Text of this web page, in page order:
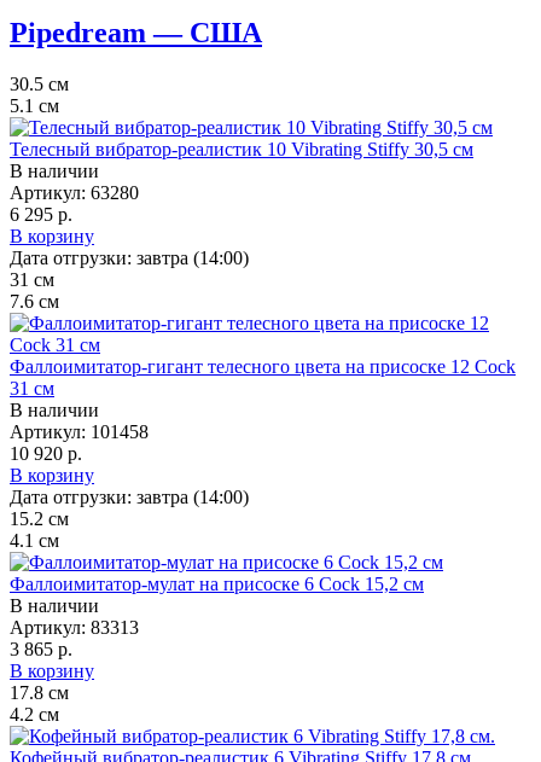
Pipedream — США
30.5 см
5.1 см
Телесный вибратор-реалистик 10 Vibrating Stiffy 30,5 см
В наличии
Артикул: 63280
6 295 р.
В корзину
Дата отгрузки: завтра (14:00)
31 см
7.6 см
Фаллоимитатор-гигант телесного цвета на присоске 12 Cock
31 см
В наличии
Артикул: 101458
10 920 р.
В корзину
Дата отгрузки: завтра (14:00)
15.2 см
4.1 см
Фаллоимитатор-мулат на присоске 6 Cock 15,2 см
В наличии
Артикул: 83313
3 865 р.
В корзину
17.8 см
4.2 см
Кофейный вибратор-реалистик 6 Vibrating Stiffy 17,8 см.